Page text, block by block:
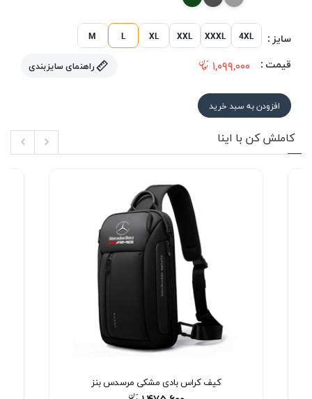
سایز : M L XL XXL XXXL 4XL
قیمت : ۱,۰۹۹,۰۰۰ راهنمای سایزبندی
افزودن به سبد خرید
کاملش کن با اینا
کیف کراس بادی مشکی مرسدس بنز